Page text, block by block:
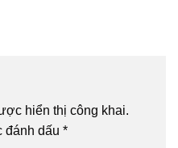
hiển thị công khai.
đánh dấu *